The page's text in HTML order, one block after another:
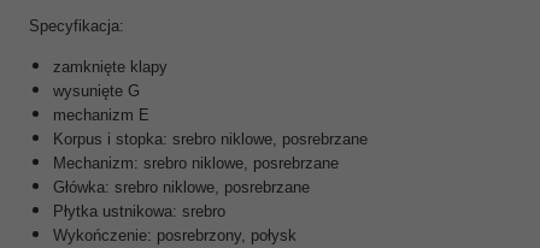
Specyfikacja:
zamknięte klapy
wysunięte G
mechanizm E
Korpus i stopka: srebro niklowe, posrebrzane
Mechanizm: srebro niklowe, posrebrzane
Główka: srebro niklowe, posrebrzane
Płytka ustnikowa: srebro
Wykończenie: posrebrzony, połysk